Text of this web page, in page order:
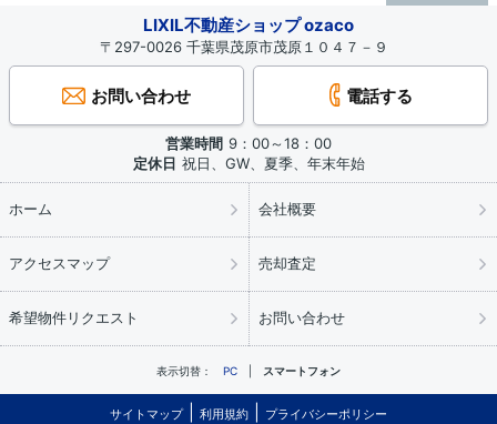
LIXIL不動産ショップ ozaco
〒297-0026 千葉県茂原市茂原１０４７－９
お問い合わせ 電話する
営業時間 9：00～18：00
定休日 祝日、GW、夏季、年末年始
ホーム 会社概要
アクセスマップ 売却査定
希望物件リクエスト お問い合わせ
表示切替： PC スマートフォン
サイトマップ 利用規約 プライバシーポリシー